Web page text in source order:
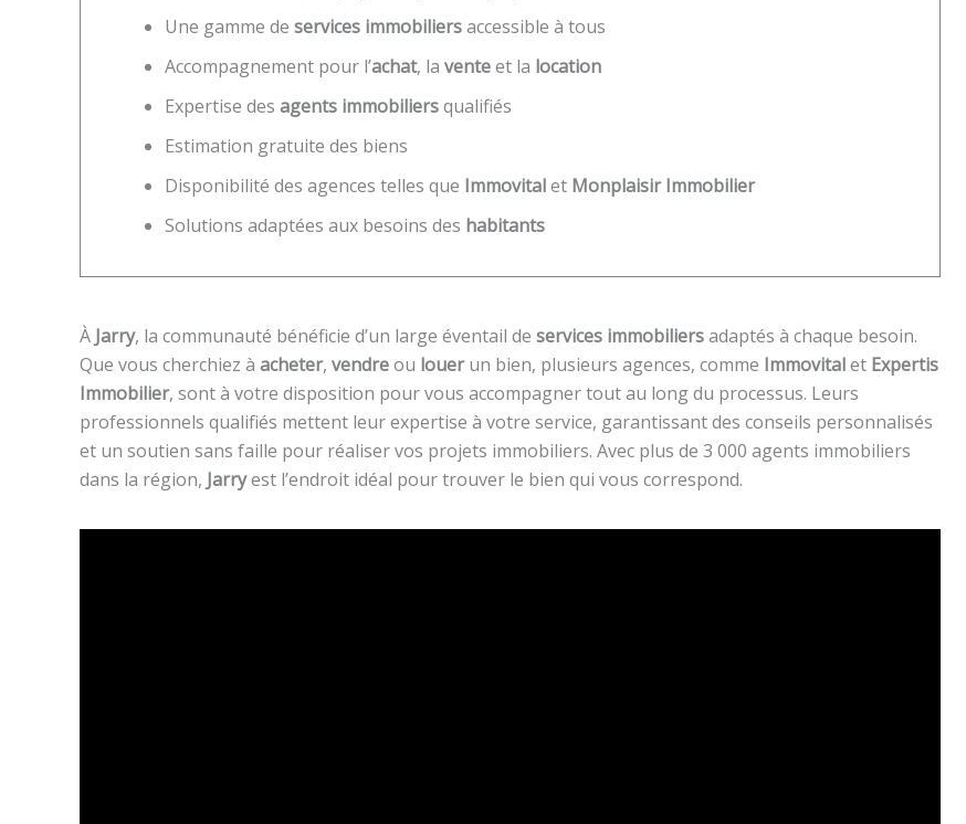
Une gamme de services immobiliersaccessible à tous
Accompagnement pour l’achat, la venteet la location
Expertise des agents immobiliersqualifiés
Estimation gratuite des biens
Disponibilité des agences telles que Immovitalet Monplaisir Immobilier
Solutions adaptées aux besoins des habitants
À Jarry, la communauté bénéficie d’un large éventail de services immobiliersadaptés à chaque besoin.
Que vous cherchiez à acheter, vendreou louerun bien, plusieurs agences, comme Immovitalet Expertis
Immobilier, sont à votre disposition pour vous accompagner tout au long du processus. Leurs
professionnels qualifiés mettent leur expertise à votre service, garantissant des conseils personnalisés
et un soutien sans faille pour réaliser vos projets immobiliers. Avec plus de 3 000 agents immobiliers
dans la région, Jarryest l’endroit idéal pour trouver le bien qui vous correspond.